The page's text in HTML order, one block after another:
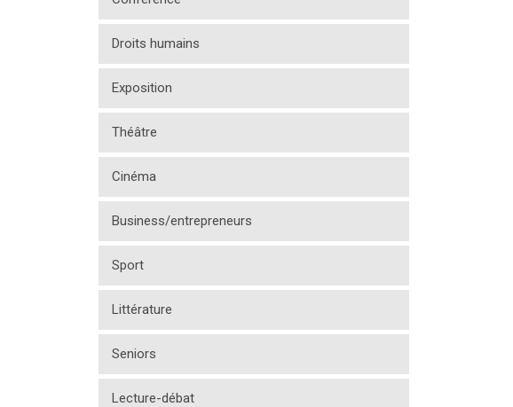
Droits humains
Exposition
Théâtre
Cinéma
Business/entrepreneurs
Sport
Littérature
Seniors
Lecture-débat